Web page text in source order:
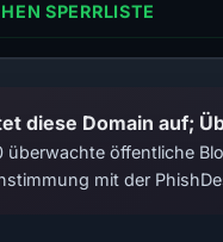
SPERRLISTE
diese Domain auf;
überwachte öffentliche
mit der